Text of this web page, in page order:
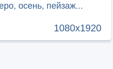
осень, пейзаж...
1080x1920